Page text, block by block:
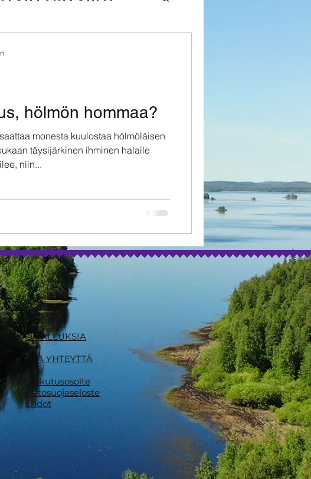
hölmön hommaa?
monesta kuulostaa hölmöläisen
täysijärkinen ihminen halaile
niin...
OIVALLUKSIA
​OTA YHTEYTTÄ
Laskutusosoite
Tietosuojaseloste
Ehdot